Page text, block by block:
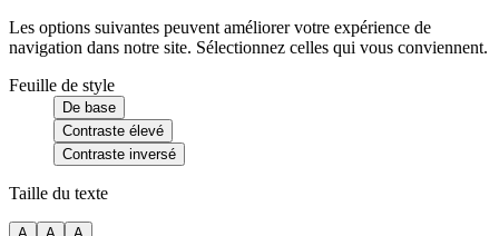
Les options suivantes peuvent améliorer votre expérience de
navigation dans notre site. Sélectionnez celles qui vous conviennent.
Feuille de style
De base
Contraste élevé
Contraste inversé
Taille du texte